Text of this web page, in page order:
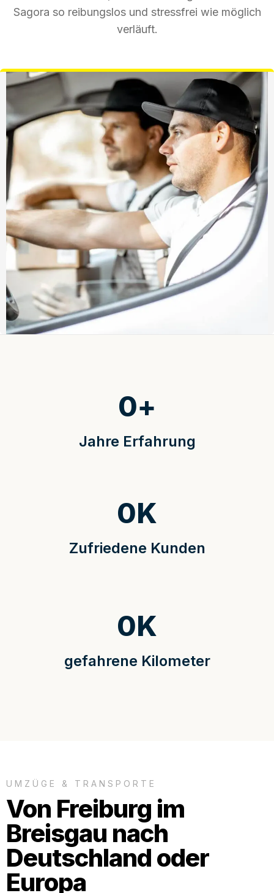
Sagora so reibungslos und stressfrei wie möglich
verläuft.
Jahre Erfahrung
0+
Zufriedene Kunden
0K
gefahrene Kilometer
0K
UMZÜGE & TRANSPORTE
Von Freiburg im
Breisgau nach
Deutschland oder
Europa